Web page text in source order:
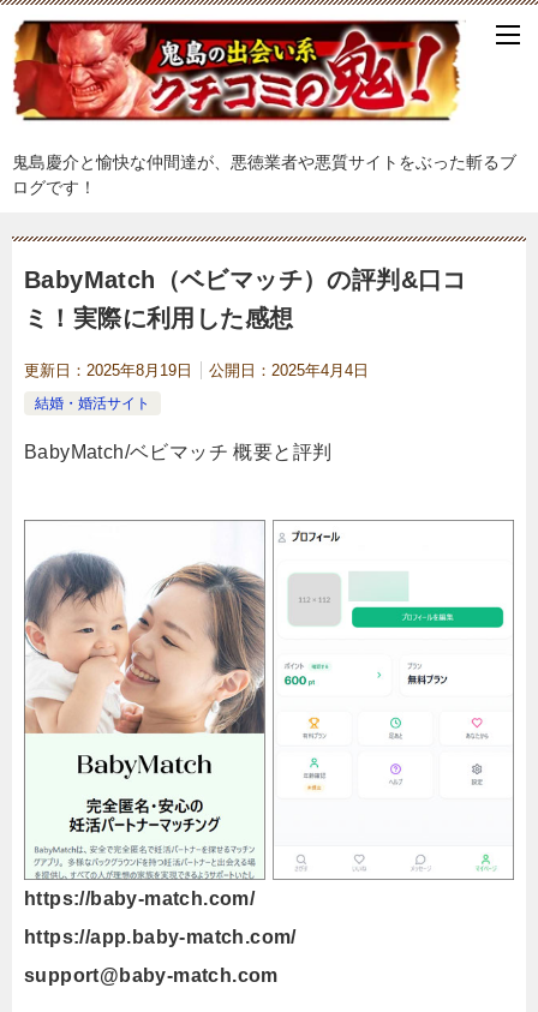
鬼島慶介と愉快な仲間達が、悪徳業者や悪質サイトをぶった斬るブ
ログです！
BabyMatch（ベビマッチ）の評判&口コ
ミ！実際に利用した感想
更新日： 2025年8月19日 公開日： 2025年4月4日
結婚・婚活サイト
BabyMatch/ベビマッチ 概要と評判
https://baby-match.com/
https://app.baby-match.com/
support@baby-match.com